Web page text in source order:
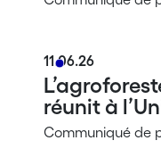
11.06.26
réunit à
Communiqué de